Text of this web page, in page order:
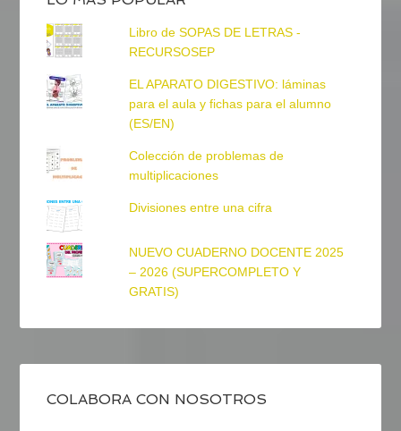
Libro de SOPAS DE LETRAS -
RECURSOSEP
EL APARATO DIGESTIVO: láminas
para el aula y fichas para el alumno
(ES/EN)
Colección de problemas de
multiplicaciones
Divisiones entre una cifra
NUEVO CUADERNO DOCENTE 2025
– 2026 (SUPERCOMPLETO Y
GRATIS)
COLABORA CON NOSOTROS